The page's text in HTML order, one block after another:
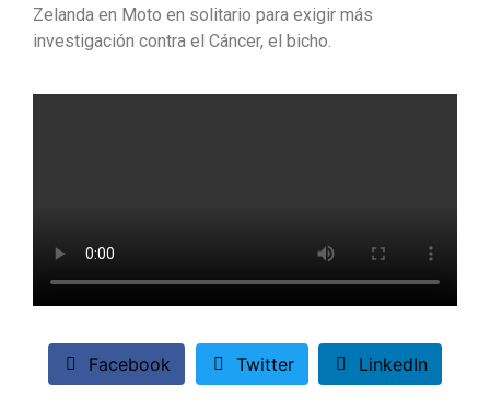
Zelanda en Moto en solitario para exigir más
investigación contra el Cáncer, el bicho.
Facebook Twitter LinkedIn